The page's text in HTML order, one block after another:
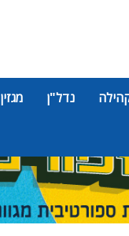
נדל"ן מגזין